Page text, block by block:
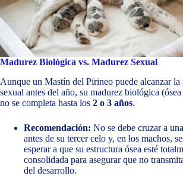
Madurez Biológica vs. Madurez Sexual
Aunque un Mastín del Pirineo puede alcanzar la
sexual antes del año, su madurez biológica
no se completa hasta los 2 o 3 años.
Recomendación: No se debe cruzar a
antes de su tercer celo y, en los machos,
esperar a que su estructura ósea esté
consolidada para asegurar que no
del desarrollo.